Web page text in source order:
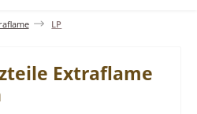
LP
Extraflame